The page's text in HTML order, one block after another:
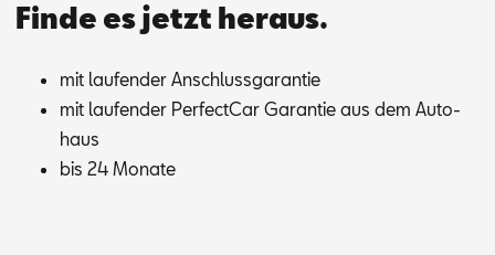
Finde es jetzt heraus.
mit lau­fen­der An­schluss­ga­ran­tie
mit lau­fen­der Per­fec­t­Car Ga­ran­tie aus dem Au­to­
haus
bis 24 Mo­na­te